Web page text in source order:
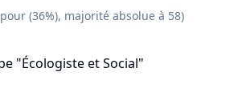
(36%), majorité absolue à 58)
"Écologiste et Social"